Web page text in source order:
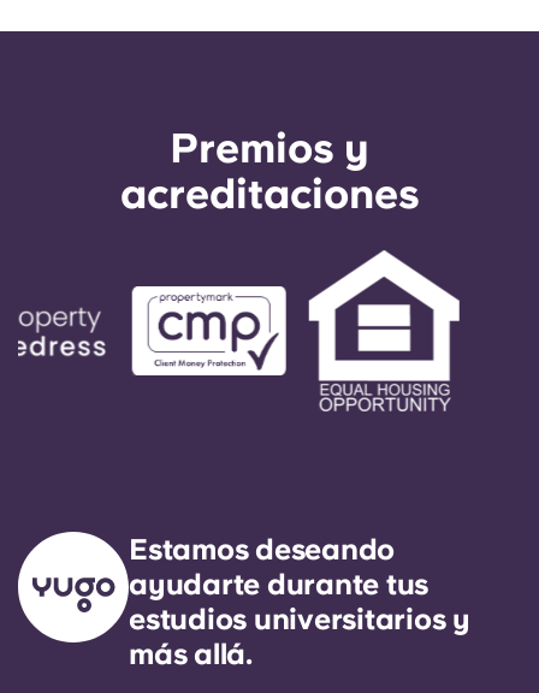
Premios y
acreditaciones
Estamos deseando
ayudarte durante tus
estudios universitarios y
más allá.